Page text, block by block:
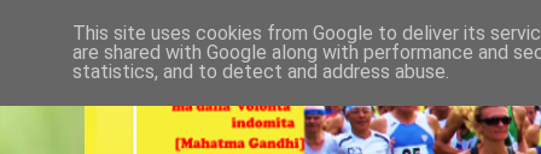
This site uses cookies from Google to deliver its
are shared with Google along with performance and
statistics, and to detect and address abuse.